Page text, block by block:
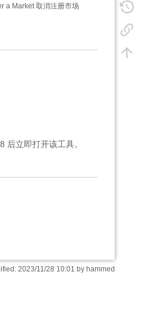
a Market 取消注册市场
后立即打开该工具。
2023/11/28 10:01 by hammed